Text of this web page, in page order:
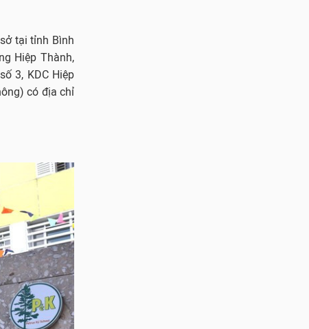
tại tỉnh Bình
Hiệp Thành,
3, KDC Hiệp
có địa chỉ